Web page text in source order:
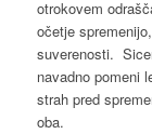
otrokovem
očetje
suverenosti.
navadno pomeni
strah pred
oba.